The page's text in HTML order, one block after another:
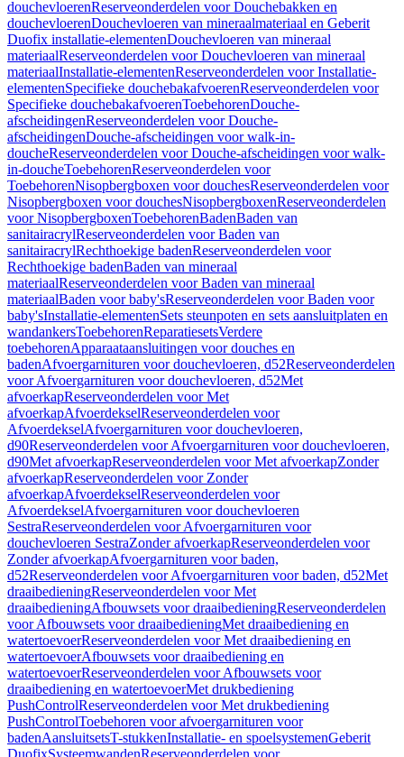
douchevloerenReserveonderdelen voor Douchebakken en
douchevloerenDouchevloeren van mineraalmateriaal en Geberit
Duofix installatie-elementenDouchevloeren van mineraal
materiaalReserveonderdelen voor Douchevloeren van mineraal
materiaalInstallatie-elementenReserveonderdelen voor Installatie-
elementenSpecifieke douchebakafvoerenReserveonderdelen voor
Specifieke douchebakafvoerenToebehorenDouche-
afscheidingenReserveonderdelen voor Douche-
afscheidingenDouche-afscheidingen voor walk-in-
doucheReserveonderdelen voor Douche-afscheidingen voor walk-
in-doucheToebehorenReserveonderdelen voor
ToebehorenNisopbergboxen voor douchesReserveonderdelen voor
Nisopbergboxen voor douchesNisopbergboxenReserveonderdelen
voor NisopbergboxenToebehorenBadenBaden van
sanitairacrylReserveonderdelen voor Baden van
sanitairacrylRechthoekige badenReserveonderdelen voor
Rechthoekige badenBaden van mineraal
materiaalReserveonderdelen voor Baden van mineraal
materiaalBaden voor baby'sReserveonderdelen voor Baden voor
baby'sInstallatie-elementenSets steunpoten en sets aansluitplaten en
wandankersToebehorenReparatiesetsVerdere
toebehorenApparaataansluitingen voor douches en
badenAfvoergarnituren voor douchevloeren, d52Reserveonderdelen
voor Afvoergarnituren voor douchevloeren, d52Met
afvoerkapReserveonderdelen voor Met
afvoerkapAfvoerdekselReserveonderdelen voor
AfvoerdekselAfvoergarnituren voor douchevloeren,
d90Reserveonderdelen voor Afvoergarnituren voor douchevloeren,
d90Met afvoerkapReserveonderdelen voor Met afvoerkapZonder
afvoerkapReserveonderdelen voor Zonder
afvoerkapAfvoerdekselReserveonderdelen voor
AfvoerdekselAfvoergarnituren voor douchevloeren
SestraReserveonderdelen voor Afvoergarnituren voor
douchevloeren SestraZonder afvoerkapReserveonderdelen voor
Zonder afvoerkapAfvoergarnituren voor baden,
d52Reserveonderdelen voor Afvoergarnituren voor baden, d52Met
draaibedieningReserveonderdelen voor Met
draaibedieningAfbouwsets voor draaibedieningReserveonderdelen
voor Afbouwsets voor draaibedieningMet draaibediening en
watertoevoerReserveonderdelen voor Met draaibediening en
watertoevoerAfbouwsets voor draaibediening en
watertoevoerReserveonderdelen voor Afbouwsets voor
draaibediening en watertoevoerMet drukbediening
PushControlReserveonderdelen voor Met drukbediening
PushControlToebehoren voor afvoergarnituren voor
badenAansluitsetsT-stukkenInstallatie- en spoelsystemenGeberit
DuofixSysteemwandenReserveonderdelen voor